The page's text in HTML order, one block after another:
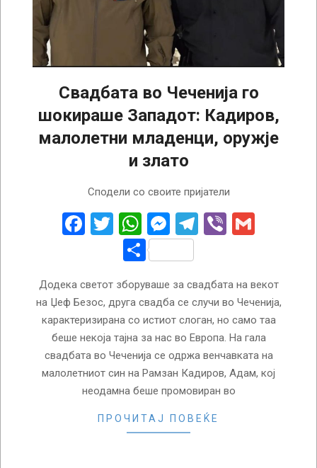
Свадбата во Чеченија го
шокираше Западот: Кадиров,
малолетни младенци, оружје
и злато
Сподели со своите пријатели
Facebook
Twitter
WhatsApp
Messenger
Telegram
Viber
Share
Додека светот зборуваше за свадбата на векот
на Џеф Безос, друга свадба се случи во Чеченија,
карактеризирана со истиот слоган, но само таа
беше некоја тајна за нас во Европа. На гала
свадбата во Чеченија се одржа венчавката на
малолетниот син на Рамзан Кадиров, Адам, кој
неодамна беше промовиран во
ПРОЧИТАЈ ПОВЕЌЕ